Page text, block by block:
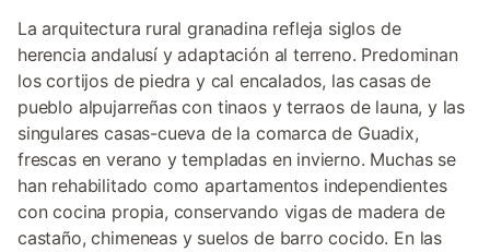
La arquitectura rural granadina refleja siglos de
herencia andalusí y adaptación al terreno. Predominan
los cortijos de piedra y cal encalados, las casas de
pueblo alpujarreñas con tinaos y terraos de launa, y las
singulares casas-cueva de la comarca de Guadix,
frescas en verano y templadas en invierno. Muchas se
han rehabilitado como apartamentos independientes
con cocina propia, conservando vigas de madera de
castaño, chimeneas y suelos de barro cocido. En las